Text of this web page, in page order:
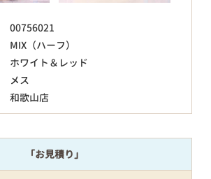
00756021
MIX（ハーフ）
ホワイト＆レッド
メス
和歌山店
「お見積り」